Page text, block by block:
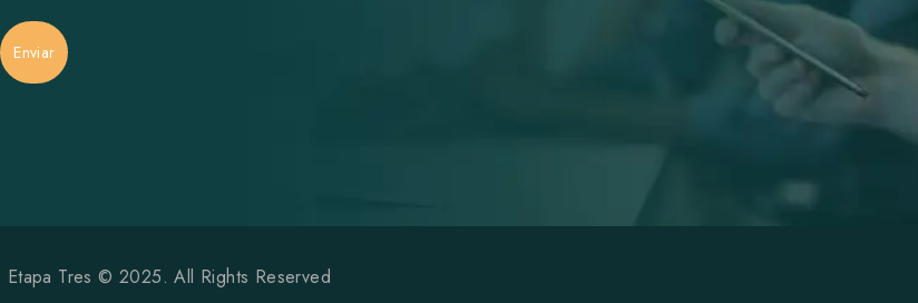
Enviar
Etapa Tres © 2025. All Rights Reserved